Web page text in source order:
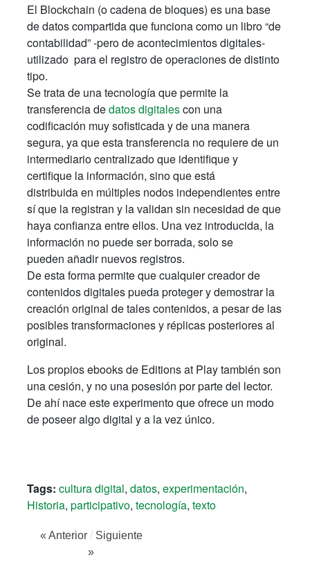
El Blockchain (o cadena de bloques) es una base
de datos compartida que funciona como un libro “de
contabilidad” -pero de acontecimientos digitales-
utilizado para el registro de operaciones de distinto
tipo.
Se trata de una tecnología que permite la
transferencia dedatos digitalescon una
codificación muy sofisticada y de una manera
segura, ya que esta transferencia no requiere de un
intermediario centralizado que identifique y
certifique la información, sino que está
distribuida en múltiples nodos independientes entre
sí que la registran y la validan sin necesidad de que
haya confianza entre ellos. Una vez introducida, la
información no puede ser borrada, solo se
pueden añadir nuevos registros.
De esta forma permite que cualquier creador de
contenidos digitales pueda proteger y demostrar la
creación original de tales contenidos, a pesar de las
posibles transformaciones y réplicas posteriores al
original.
Los propios ebooks de Editions at Play también son
una cesión, y no una posesión por parte del lector.
De ahí nace este experimento que ofrece un modo
de poseer algo digital y a la vez único.
Tags: cultura digital, datos, experimentación,
Historia, participativo, tecnología, texto
« Anterior / Siguiente
»